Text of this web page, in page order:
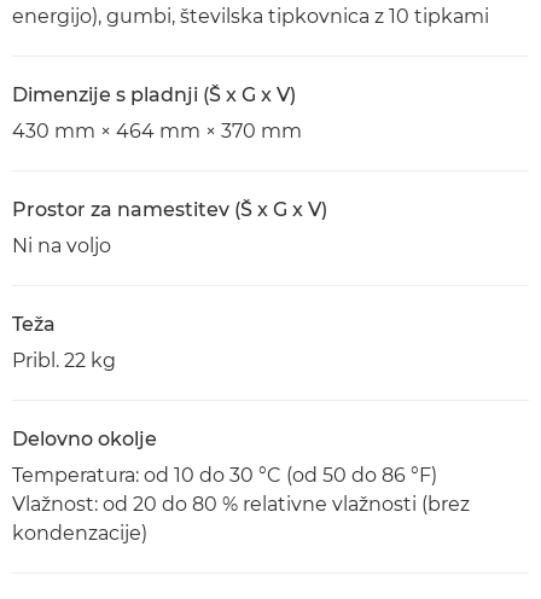
energijo), gumbi, številska tipkovnica z 10 tipkami
Dimenzije s pladnji (Š x G x V)
430 mm × 464 mm × 370 mm
Prostor za namestitev (Š x G x V)
Ni na voljo
Teža
Pribl. 22 kg
Delovno okolje
Temperatura: od 10 do 30 °C (od 50 do 86 °F)
Vlažnost: od 20 do 80 % relativne vlažnosti (brez
kondenzacije)